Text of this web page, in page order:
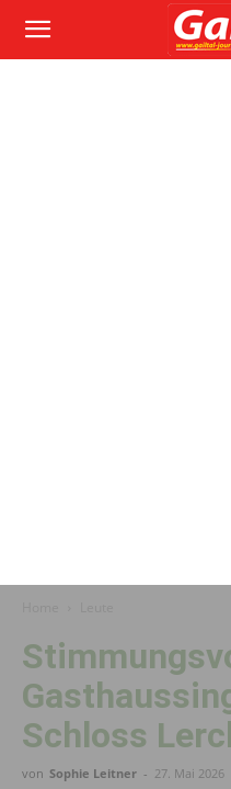
Schloss
von Sophie Leitner - 27. Mai 2026